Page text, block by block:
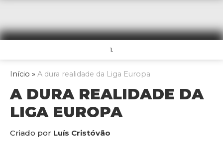
1.
Início » A dura realidade da Liga Europa
A DURA REALIDADE DA
LIGA EUROPA
Criado por Luís Cristóvão